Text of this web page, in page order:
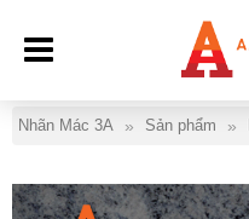
Nhãn Mác 3A Sản phẩm